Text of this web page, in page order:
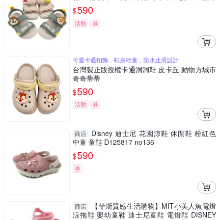
鞋 MIT
$590
活動 券
可愛卡通扣飾，鞋身輕量，防水止滑設計
台灣製正版授權卡通洞洞鞋 皮卡丘 動物方城市
奇奇蒂蒂
$590
活動 券
商店
Disney 迪士尼 花園涼鞋 休閒鞋 粉紅色
中童 童鞋 D125817 no136
$590
券
商店
【菲斯質感生活購物】MIT小美人魚電燈
涼拖鞋 嬰幼童鞋 迪士尼童鞋 電燈鞋 DISNEY